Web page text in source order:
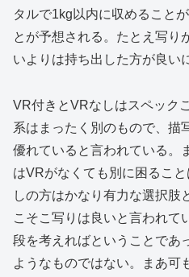
タルで1kg以内に収めること
とが予想される。たとえ写り
いよりは持ち出した方が良い
VR付きとVRなしはスペック
系はまったく別のもので、描
優れていると言われている。
はVRがなくても別に困るこ
しの方はかなり有力な選択肢
こそこ写りは良いと言われて
段を考えればということであ
ようなものではない。まあ可